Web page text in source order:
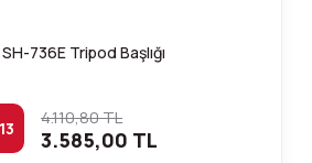
736E Tripod Başlığı
4.110,80 TL
3.585,00 TL